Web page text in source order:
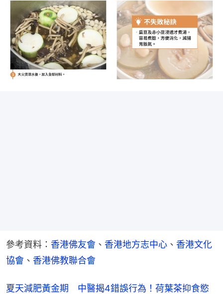
參考資料： 香港佛友會 、 香港地方志中心 、 香港文化
協會 、 香港佛教聯合會
夏天減肥黃金期 中醫揭4錯誤行為！荷葉茶抑食慾